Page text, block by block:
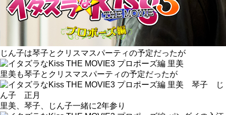
じん子は琴子とクリスマスパーティの予定だったが
里美も琴子とクリスマスパーティの予定だったが
里美、琴子、じん子一緒に2年参り